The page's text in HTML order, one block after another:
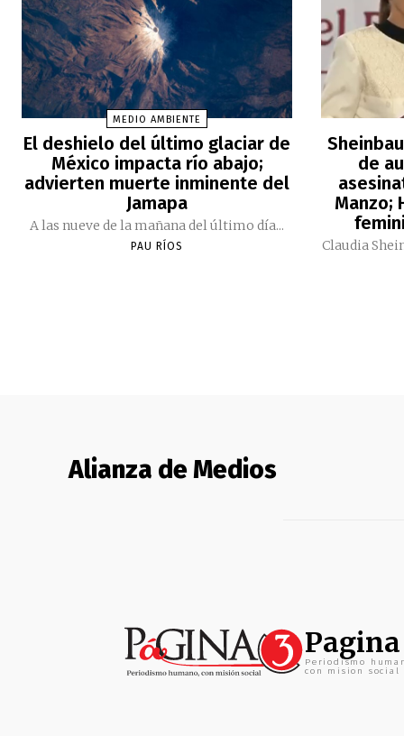
MEDIO AMBIENTE
El deshielo del último glaciar de
México impacta río abajo;
advierten muerte inminente del
Jamapa
A las nueve de la mañana del último día...
PAU RÍOS
de
Manzo;
Claudia
Alianza de Medios
Periodismo
con mision social